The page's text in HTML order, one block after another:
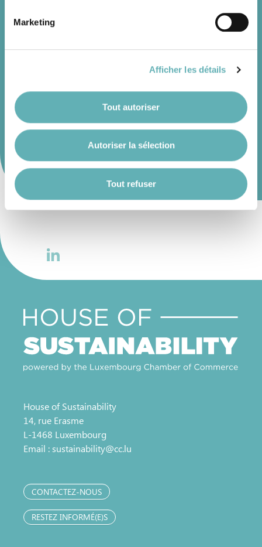
Il est précisé que la navigation sur le site et certaines
fonctionnalités (ex : lecture de vidéos, partage sur les
vidéo, personnalisation de l’affichage du site) peuvent
être affectées en cas de refus de tous les cookies ou des
cookies non nécessaires.
Vous avez la possibilité de modifier ou retirer votre
consentement à tout moment en cliquant sur l’icône
flottante en bas à gauche de chaque page.
vos données personnelles, vous pouvez consulter notre
Charte d’usage des cookies
protection des données personnelles.
Marketing
Afficher les détails
Tout autoriser
Autoriser la sélection
Tout refuser
INSCRIPTION
PARTAGER CET ARTICLE
House of Sustainability
14, rue Erasme
L-1468 Luxembourg
Email :sustainability@cc.lu
CONTACTEZ-NOUS
RESTEZ INFORMÉ(E)S